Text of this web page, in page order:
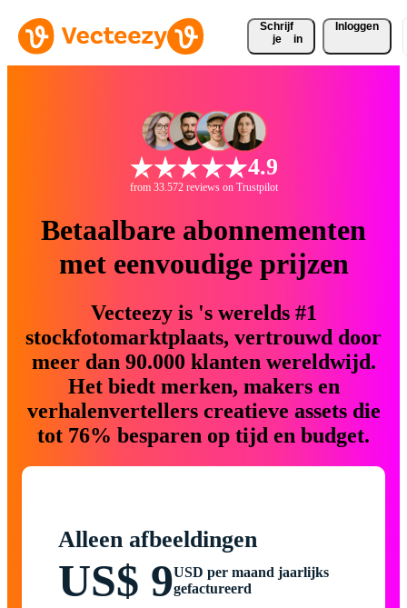
Schrijf
je
in
Inloggen
4.9
from 33.572 reviews on Trustpilot
Betaalbare abonnementen
met eenvoudige prijzen
Vecteezy is 's werelds #1
stockfotomarktplaats, vertrouwd door
meer dan 90.000 klanten wereldwijd.
Het biedt merken, makers en
verhalenvertellers creatieve assets die
tot 76% besparen op tijd en budget.
Alleen afbeeldingen
US$ 9USD per maand jaarlijks
gefactureerd